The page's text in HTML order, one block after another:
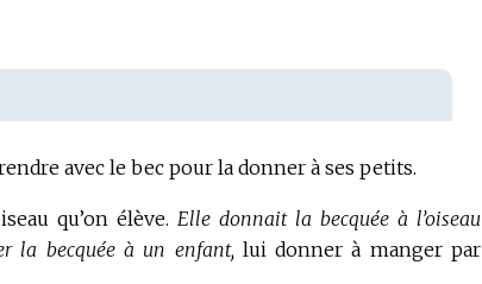
avec le bec pour la donner à ses petits.
qu’on élève. Elle donnait la becquée à l’oiseau
la becquée à un enfant, lui donner à manger par